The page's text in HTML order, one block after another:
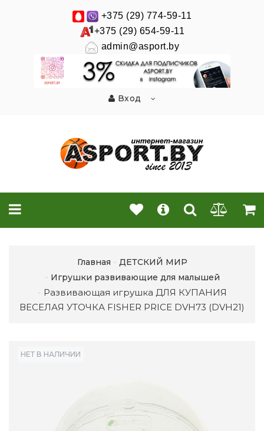
+375 (29) 774-59-11
+375 (29) 654-59-11
admin@asport.by
Вход
Главная
ДЕТСКИЙ МИР
Игрушки развивающие для малышей
Развивающая игрушка ДЛЯ КУПАНИЯ
ВЕСЕЛАЯ УТОЧКА FISHER PRICE DVH73 (DVH21)
НЕТ В НАЛИЧИИ